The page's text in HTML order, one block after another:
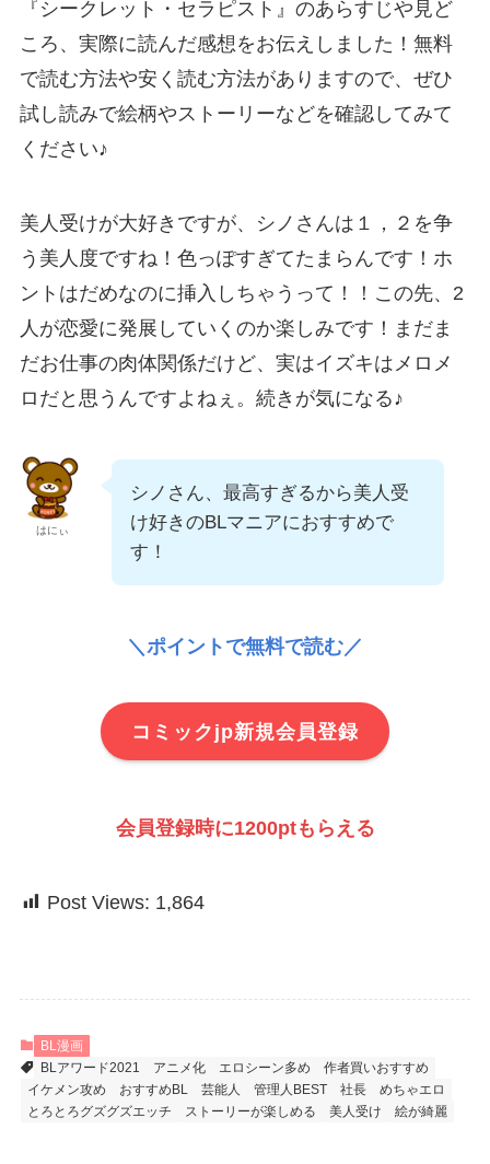
『シークレット・セラピスト』のあらすじや見ど
ころ、実際に読んだ感想をお伝えしました！無料
で読む方法や安く読む方法がありますので、ぜひ
試し読みで絵柄やストーリーなどを確認してみて
ください♪
美人受けが大好きですが、シノさんは１，２を争
う美人度ですね！色っぽすぎてたまらんです！ホ
ントはだめなのに挿入しちゃうって！！この先、2
人が恋愛に発展していくのか楽しみです！まだま
だお仕事の肉体関係だけど、実はイズキはメロメ
ロだと思うんですよねぇ。続きが気になる♪
はにぃ
シノさん、最高すぎるから美人受
け好きのBLマニアにおすすめで
す！
＼ポイントで無料で読む／
コミックjp新規会員登録
会員登録時に1200ptもらえる
Post Views: 1,864
BL漫画
BLアワード2021
アニメ化 エロシーン多め
作者買いおすすめ
イケメン攻め
おすすめBL 芸能人 管理人BEST 社長
めちゃエロ
とろとろグズグズエッチ
ストーリーが楽しめる 美人受け 絵が綺麗